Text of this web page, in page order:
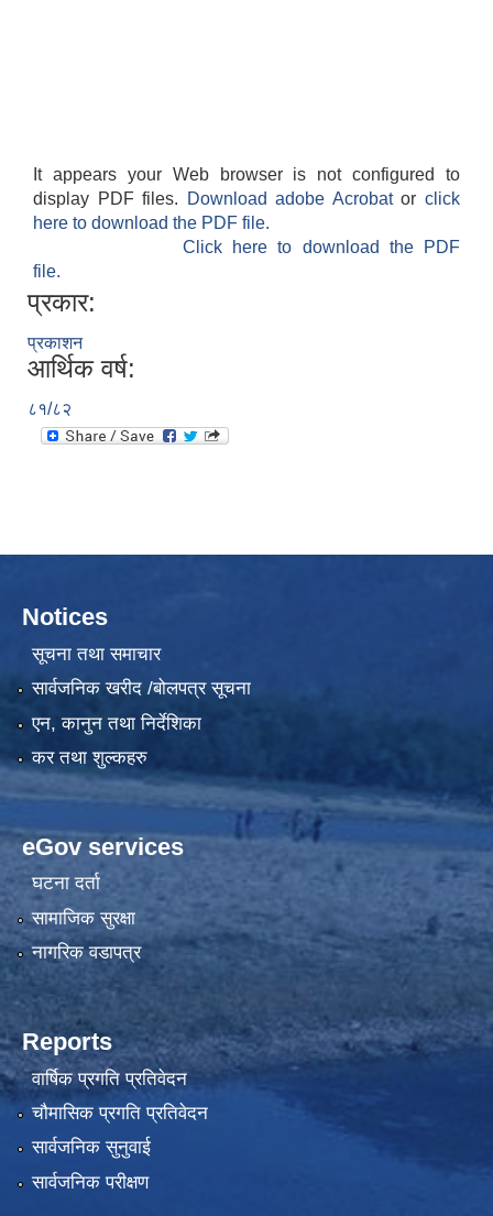
It appears your Web browser is not configured to
display PDF files.
Download adobe Acrobatorclick
here to download the PDF file.
Click here to download the PDF
file.
प्रकार:
प्रकाशन
आर्थिक वर्ष:
८१/८२
Notices
सूचना तथा समाचार
सार्वजनिक खरीद /बोलपत्र सूचना
एन, कानुन तथा निर्देशिका
कर तथा शुल्कहरु
eGov services
घटना दर्ता
सामाजिक सुरक्षा
नागरिक वडापत्र
Reports
वार्षिक प्रगति प्रतिवेदन
चौमासिक प्रगति प्रतिवेदन
सार्वजनिक सुनुवाई
सार्वजनिक परीक्षण